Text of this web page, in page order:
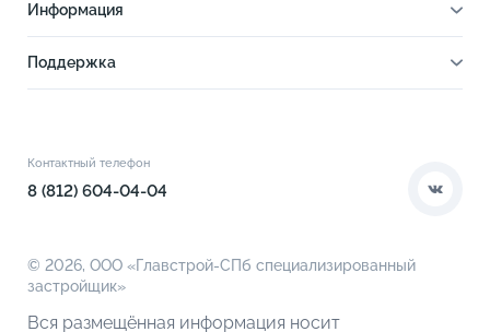
Инфраструктура
Благоустройство
Информация
Поддержка
О компании
Контактный телефон
8 (812) 604-04-04
© 2026, ООО «Главстрой-СПб специализированный
застройщик»
Вся размещённая информация носит